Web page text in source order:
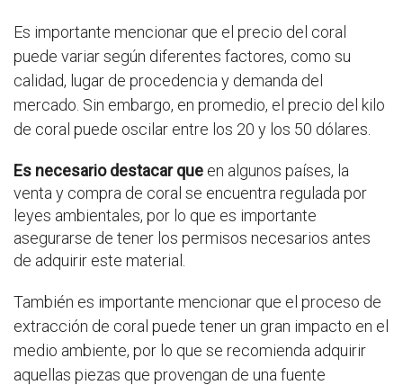
Es importante mencionar que el precio del coral
puede variar según diferentes factores, como su
calidad, lugar de procedencia y demanda del
mercado. Sin embargo, en promedio, el precio del kilo
de coral puede oscilar entre los 20 y los 50 dólares.
Es necesario destacar que en algunos países, la
venta y compra de coral se encuentra regulada por
leyes ambientales, por lo que es importante
asegurarse de tener los permisos necesarios antes
de adquirir este material.
También es importante mencionar que el proceso de
extracción de coral puede tener un gran impacto en el
medio ambiente, por lo que se recomienda adquirir
aquellas piezas que provengan de una fuente